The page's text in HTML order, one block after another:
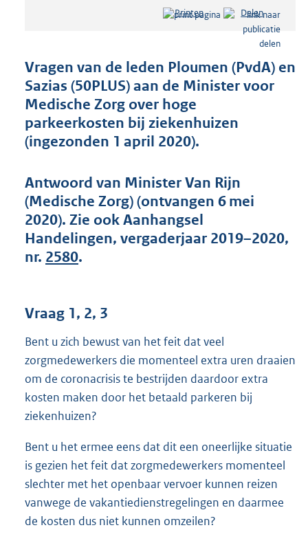
s
d
s
g
r
o
t
e
:
3
7
K
Printen Delen
Vragen van de leden Ploumen (PvdA) en
Sazias (50PLUS) aan de Minister voor
Medische Zorg over hoge
parkeerkosten bij ziekenhuizen
(ingezonden 1 april 2020).
Antwoord van Minister Van Rijn
(Medische Zorg) (ontvangen 6 mei
2020). Zie ook Aanhangsel
Handelingen, vergaderjaar 2019–2020,
nr. 2580.
Vraag 1, 2, 3
Bent u zich bewust van het feit dat veel
zorgmedewerkers die momenteel extra uren draaien
om de coronacrisis te bestrijden daardoor extra
kosten maken door het betaald parkeren bij
ziekenhuizen?
Bent u het ermee eens dat dit een oneerlijke situatie
is gezien het feit dat zorgmedewerkers momenteel
slechter met het openbaar vervoer kunnen reizen
vanwege de vakantiedienstregelingen en daarmee
de kosten dus niet kunnen omzeilen?